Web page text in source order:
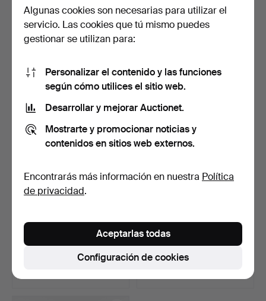
CONJUNTO DE ASIENTOS,
8 piezas, estilo gus…
1.051 USD
PASCAL MOURGUE. Sofá
116 USD
ÅKE FRIBYTER. sofá y dos
232 USD
MICHEL DUCAROY. "Togo";
sofá, Ligne Roset,…
11 pujas
Algunas cookies son necesarias para utilizar el
servicio. Las cookies que tú mismo puedes
gestionar se utilizan para:
Personalizar el contenido y las funciones
según cómo utilices el sitio web.
Desarrollar y mejorar Auctionet.
Mostrarte y promocionar noticias y
contenidos en sitios web externos.
Encontrarás más información en nuestra Política
de privacidad.
Configuración de cookies
Aceptarlas todas